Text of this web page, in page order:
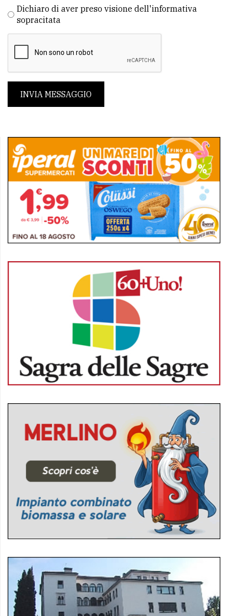
Dichiaro di aver preso visione dell'informativa
sopracitata
INVIA MESSAGGIO